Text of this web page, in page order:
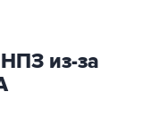
из-за